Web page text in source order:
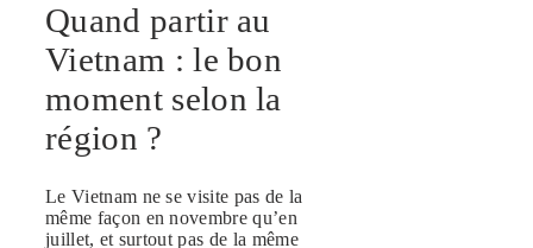
Quand partir au
Vietnam : le bon
moment selon la
région ?
Le Vietnam ne se visite pas de la
même façon en novembre qu’en
juillet, et surtout pas de la même